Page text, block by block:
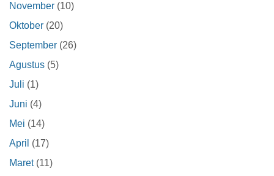
November (10)
Oktober (20)
September (26)
Agustus (5)
Juli (1)
Juni (4)
Mei (14)
April (17)
Maret(11)